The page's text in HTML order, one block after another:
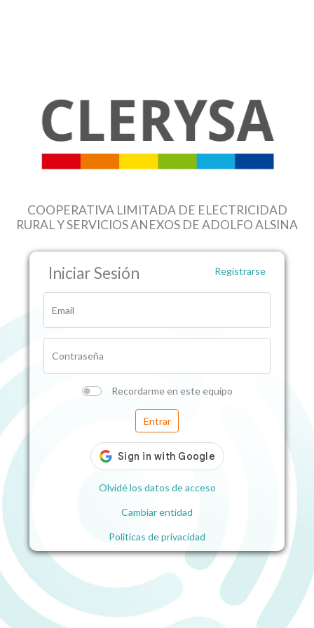
COOPERATIVA LIMITADA DE ELECTRICIDAD
RURAL Y SERVICIOS ANEXOS DE ADOLFO ALSINA
Iniciar Sesión Registrarse
Email
Contraseña
Recordarme en este equipo
Entrar
Olvidé los datos de acceso
Cambiar entidad
Politicas de privacidad